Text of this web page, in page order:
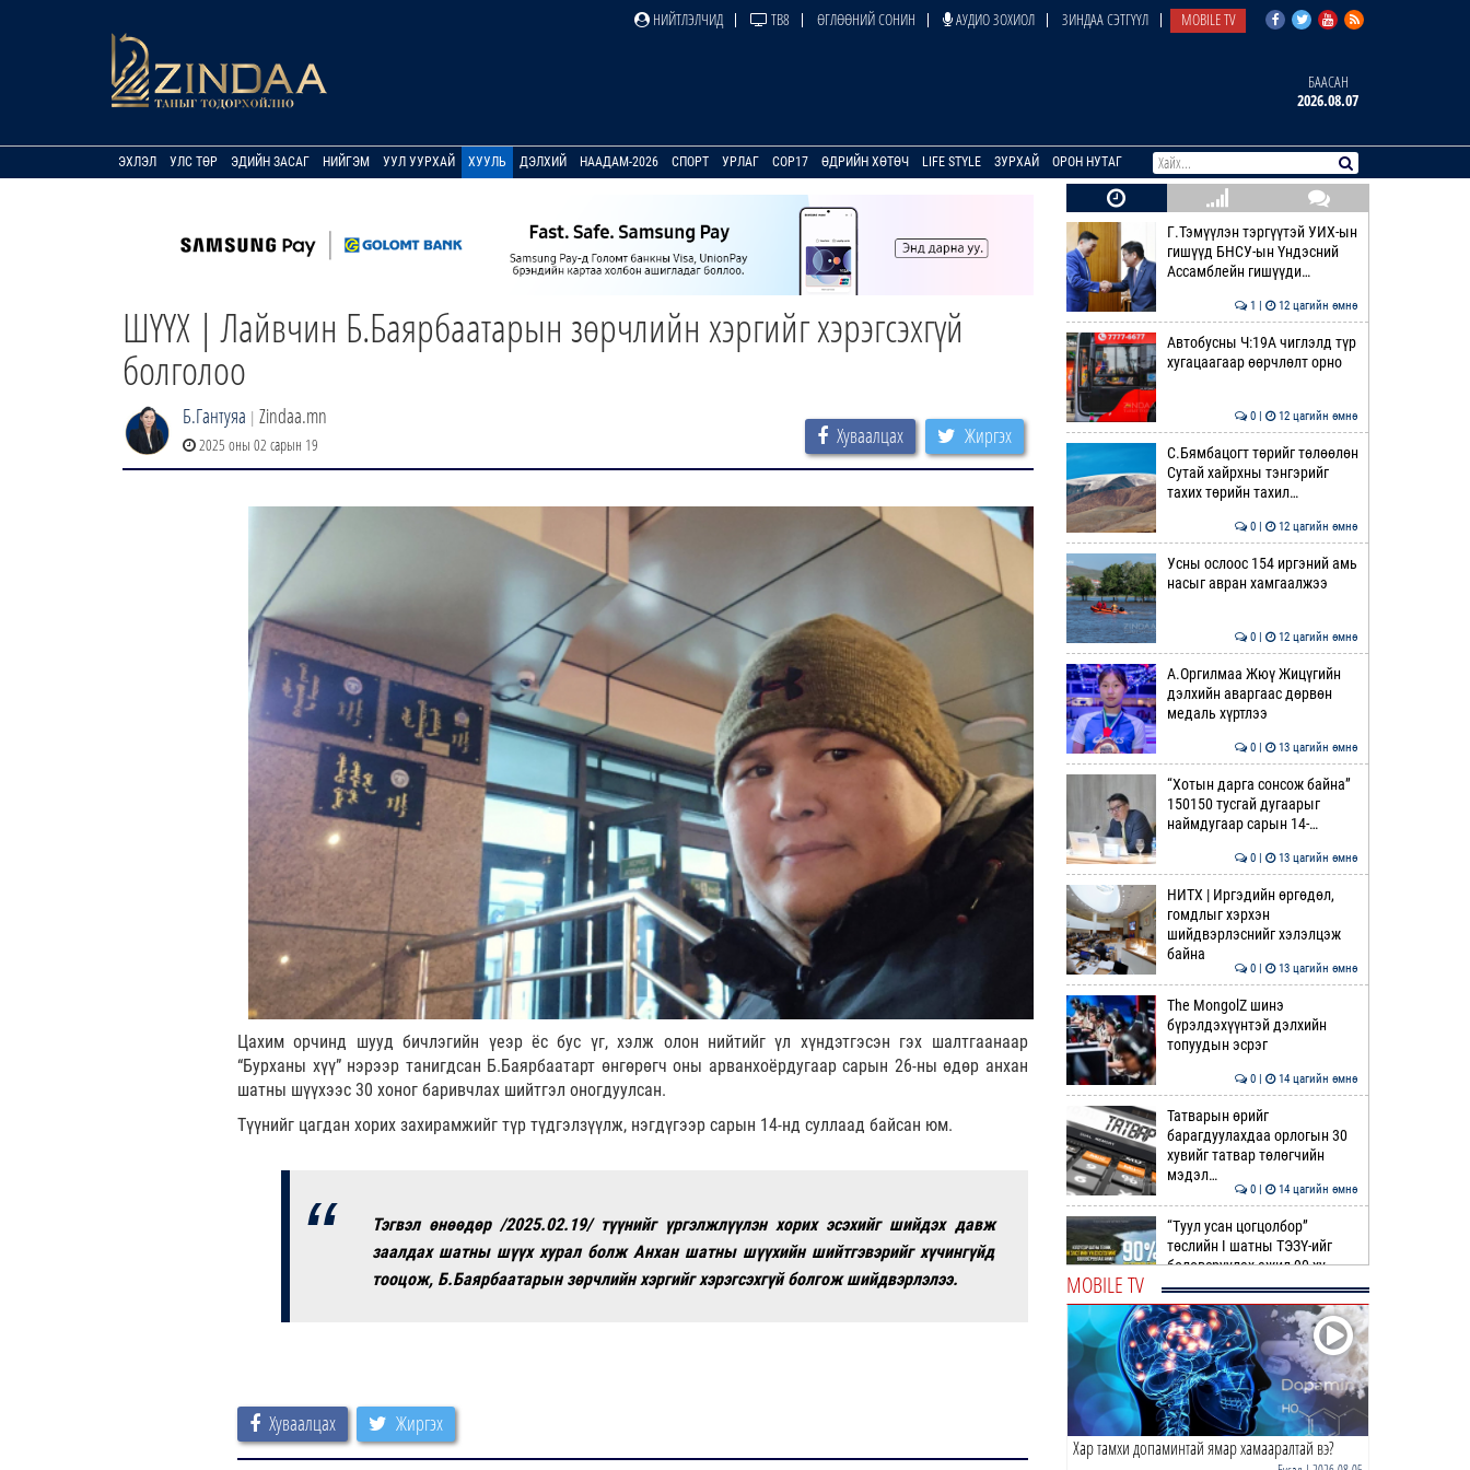
НИЙТЛЭЛЧИД ТВ8 ӨГЛӨӨНИЙ СОНИН АУДИО ЗОХИОЛ ЗИНДАА СЭТГҮҮЛ MOBILE TV
БААСАН
2026.08.07
ЭХЛЭЛ УЛС ТӨР ЭДИЙН ЗАСАГ НИЙГЭМ УУЛ УУРХАЙ ХУУЛЬ ДЭЛХИЙ НААДАМ-2026 СПОРТ УРЛАГ COP17 ӨДРИЙН ХӨТӨЧ LIFE STYLE ЗУРХАЙ ОРОН НУТАГ
ШҮҮХ | Лайвчин Б.Баярбаатарын зөрчлийн хэргийг хэрэгсэхгүй
болголоо
Б.Гантуяа | Zindaa.mn
2025 оны 02 сарын 19 Хуваалцах Жиргэх
Цахим орчинд шууд бичлэгийн үеэр ёс бус үг, хэлж олон нийтийг үл хүндэтгэсэн гэх шалтгаанаар
“Бурханы хүү” нэрээр танигдсан Б.Баярбаатарт өнгөрөгч оны арванхоёрдугаар сарын 26-ны өдөр анхан
шатны шүүхээс 30 хоног баривчлах шийтгэл оногдуулсан.
Түүнийг цагдан хорих захирамжийг түр түдгэлзүүлж, нэгдүгээр сарын 14-нд суллаад байсан юм.
Тэгвэл өнөөдөр /2025.02.19/ түүнийг үргэлжлүүлэн хорих эсэхийг шийдэх давж
заалдах шатны шүүх хурал болж Анхан шатны шүүхийн шийтгэвэрийг хүчингүйд
тооцож, Б.Баярбаатарын зөрчлийн хэргийг хэрэгсэхгүй болгож шийдвэрлэлээ.
Хуваалцах Жиргэх
Г.Тэмүүлэн тэргүүтэй УИХ-ын
гишүүд БНСУ-ын Үндэсний
Ассамблейн гишүүди…
1 | 12 цагийн өмнө
Автобусны Ч:19А чиглэлд түр
хугацаагаар өөрчлөлт орно
0 | 12 цагийн өмнө
С.Бямбацогт төрийг төлөөлөн
Сутай хайрхны тэнгэрийг
тахих төрийн тахил…
0 | 12 цагийн өмнө
Усны ослоос 154 иргэний амь
насыг авран хамгаалжээ
0 | 12 цагийн өмнө
А.Оргилмаа Жюү Жицүгийн
дэлхийн аваргаас дөрвөн
медаль хүртлээ
0 | 13 цагийн өмнө
“Хотын дарга сонсож байна”
150150 тусгай дугаарыг
наймдугаар сарын 14-…
0 | 13 цагийн өмнө
НИТХ | Иргэдийн өргөдөл,
гомдлыг хэрхэн
шийдвэрлэснийг хэлэлцэж
байна
0 | 13 цагийн өмнө
The MongolZ шинэ
бүрэлдэхүүнтэй дэлхийн
топуудын эсрэг
0 | 14 цагийн өмнө
Татварын өрийг
барагдуулахдаа орлогын 30
хувийг татвар төлөгчийн
мэдэл…
0 | 14 цагийн өмнө
“Туул усан цогцолбор”
төслийн I шатны ТЭЗҮ-ийг
боловсруулах ажил 90 ху…
Нийслэлийн иргэдийн
Төлөөлөгчдийн Хурлын
Ээлжит VIII хуралдаан
эхэллээ
0 | 15 цагийн өмнө
ТОО | Гадаад валютын нөөц
MOBILE TV
Хар тамхи допаминтай ямар хамааралтай вэ?